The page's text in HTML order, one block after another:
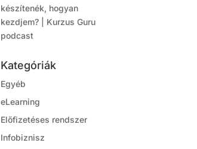
készítenék, hogyan
kezdjem? | Kurzus Guru
podcast
Kategóriák
Egyéb
eLearning
Előfizetéses rendszer
Infobiznisz